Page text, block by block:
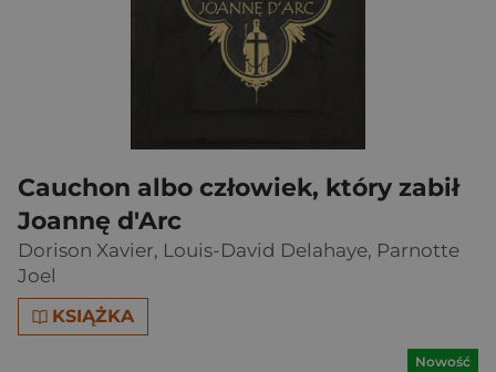
Cauchon albo człowiek, który zabił
Joannę d'Arc
Dorison Xavier, Louis-David Delahaye, Parnotte
Joel
KSIĄŻKA
Nowość